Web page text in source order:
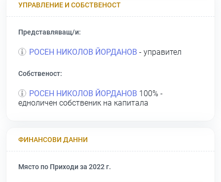
УПРАВЛЕНИЕ И СОБСТВЕНОСТ
Представляващ/и:
РОСЕН НИКОЛОВ ЙОРДАНОВ - управител
Собственост:
РОСЕН НИКОЛОВ ЙОРДАНОВ 100% -
едноличен собственик на капитала
ФИНАНСОВИ ДАННИ
Място по Приходи за 2022 г.